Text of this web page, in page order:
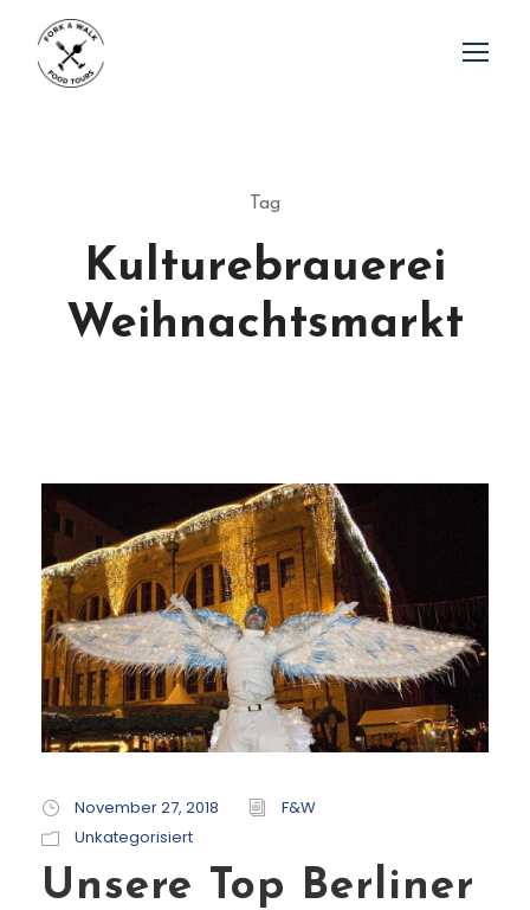
Tag
Kulturebrauerei
Weihnachtsmarkt
November 27, 2018
F&W
Unkategorisiert
Unsere Top Berliner